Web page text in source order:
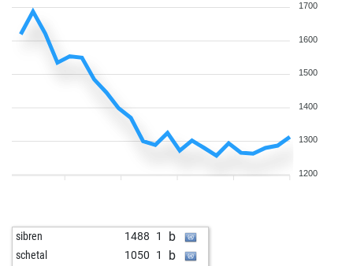
1700
1600
1500
1400
1300
1200
sibren 1488 1 b
schetal 1050 1 b